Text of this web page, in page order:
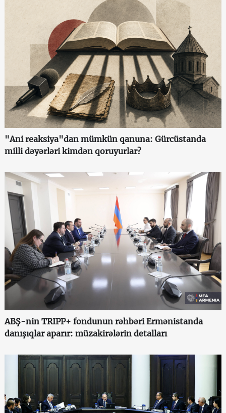
"Ani reaksiya"dan mümkün qanuna: Gürcüstanda
milli dəyərləri kimdən qoruyurlar?
ABŞ-nin TRIPP+ fondunun rəhbəri Ermənistanda
danışıqlar aparır: müzakirələrin detalları